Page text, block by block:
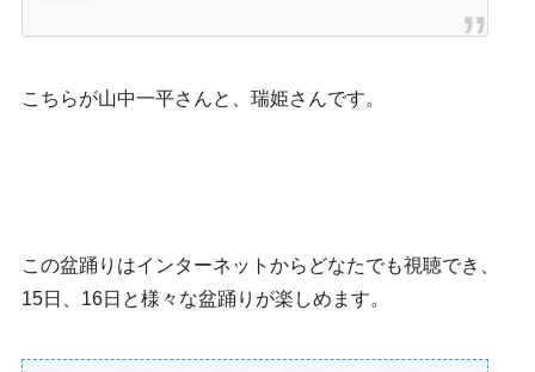
こちらが山中一平さんと、瑞姫さんです。
この盆踊りはインターネットからどなたでも視聴でき、
15日、16日と様々な盆踊りが楽しめます。